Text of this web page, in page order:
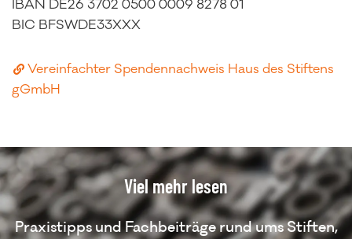
IBAN DE26 3702 0500 0009 8278 01
BIC BFSWDE33XXX
Vereinfachter Spendennachweis Haus des Stiftens
gGmbH
Viel mehr lesen
Praxistipps und Fachbeiträge rund ums Stiften,